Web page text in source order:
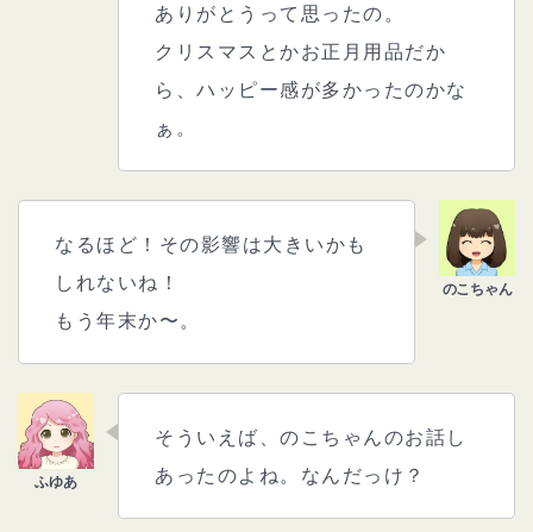
ありがとうって思ったの。
クリスマスとかお正月用品だか
ら、ハッピー感が多かったのかな
ぁ。
なるほど！その影響は大きいかも
しれないね！
もう年末か〜。
そういえば、のこちゃんのお話し
あったのよね。なんだっけ？